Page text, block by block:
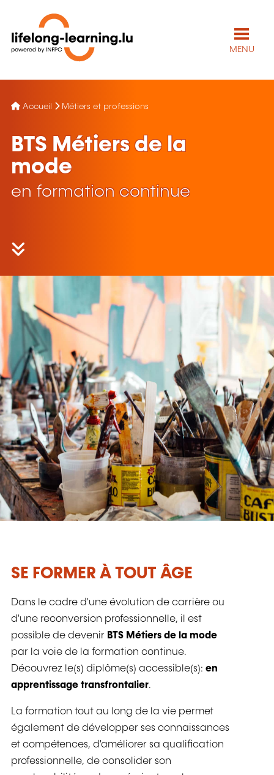
MENU
Accueil Métiers et professions
BTS Métiers de la
mode
en formation continue
SE FORMER À TOUT ÂGE
Dans le cadre d'une évolution de carrière ou
d'une reconversion professionnelle, il est
possible de devenir BTS Métiers de la mode
par la voie de la formation continue.
Découvrez le(s) diplôme(s) accessible(s): en
apprentissage transfrontalier.
La formation tout au long de la vie permet
également de développer ses connaissances
et compétences, d'améliorer sa qualification
professionnelle, de consolider son